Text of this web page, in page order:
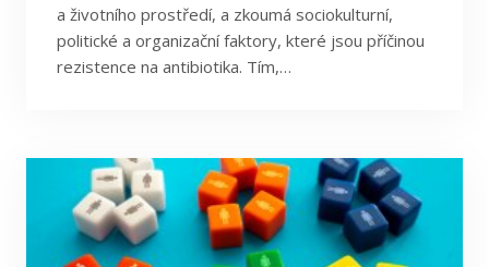
a životního prostředí, a zkoumá sociokulturní,
politické a organizační faktory, které jsou příčinou
rezistence na antibiotika. Tím,…